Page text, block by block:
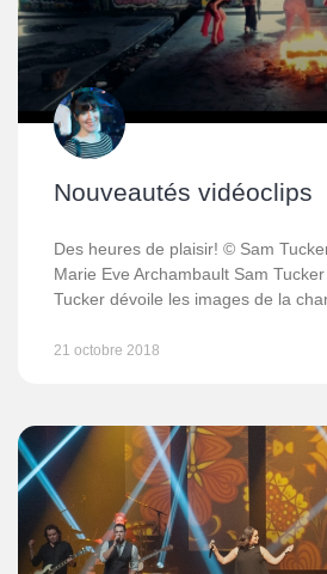
Nouveautés vidéoclips
Des heures de plaisir! © Sam
Marie Eve Archambault Sam
Tucker dévoile les images de la
21 octobre 2018